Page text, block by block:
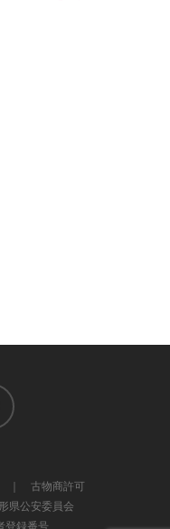
｜ 古物商許可
県公安委員会